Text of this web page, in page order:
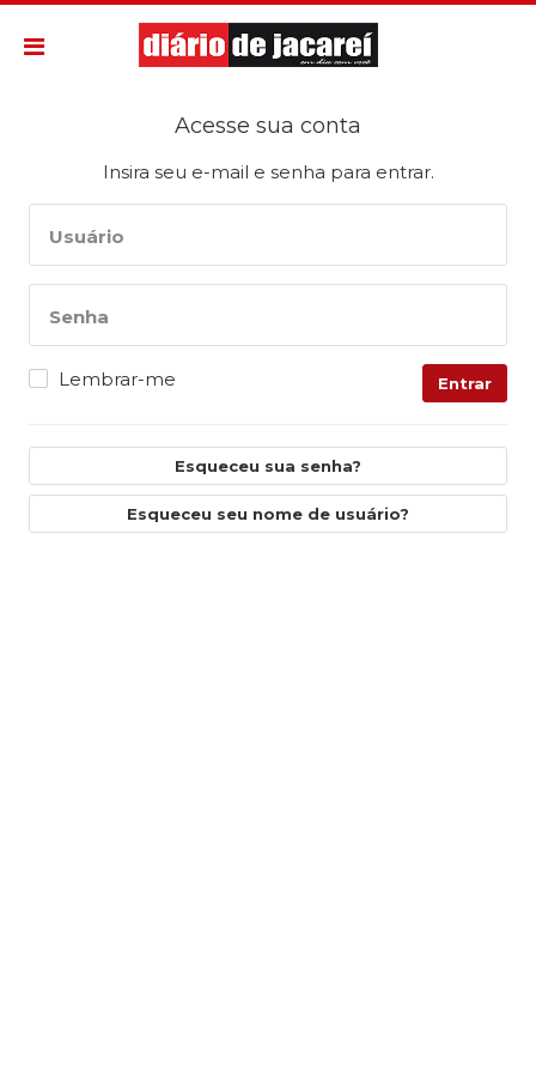
Acesse sua conta
Insira seu e-mail e senha para entrar.
Usuário
Senha
Lembrar-me Entrar
Esqueceu sua senha?
Esqueceu seu nome de usuário?